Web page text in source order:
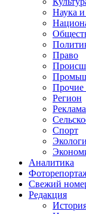
Наука и
Право
Прочие
Регион
Реклама
Спорт
Аналитика
Свежий
Редакция